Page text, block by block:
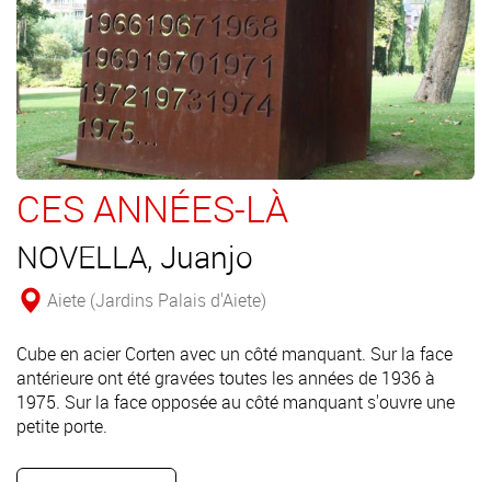
CES ANNÉES-LÀ
NOVELLA, Juanjo
Aiete (Jardins Palais d'Aiete)
Cube en acier Corten avec un côté manquant. Sur la face
antérieure ont été gravées toutes les années de 1936 à
1975. Sur la face opposée au côté manquant s'ouvre une
petite porte.